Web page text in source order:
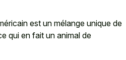
est un mélange unique de
qui en fait un animal de